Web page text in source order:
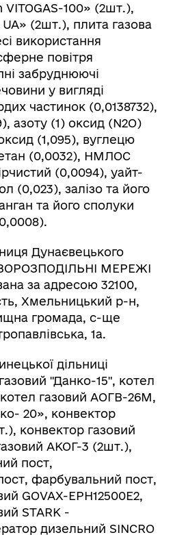
100» (2шт.),
(2шт.), плита газова
використання
повітря
забруднюючі
у вигляді
частинок (0,0138732),
азоту (1) оксид (N2O)
(1,095), вуглецю
(0,0032), НМЛОС
(0,0094), уайт-
(0,023), залізо та його
та його сполуки
Дунаєвецького
МЕРЕЖІ
за адресою 32100,
Хмельницький р-н,
громада, с-ще
1а.
дільниці
"Данко-15", котел
газовий АОГВ-26М,
20», конвектор
конвектор газовий
АКОГ-3 (2шт.),
пост,
фарбувальний пост,
GOVAX-EPH12500E2,
STARK -
дизельний SINCRO